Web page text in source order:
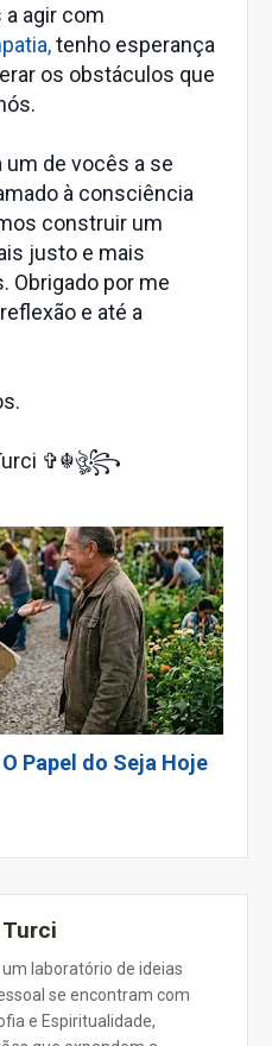
agir com
tenho esperança
os obstáculos que
um de vocês a se
à consciência
construir um
justo e mais
Obrigado por me
e até a
✞☬ঔৣ꧂
Papel do Seja Hoje
laboratório de ideias
se encontram com
e Espiritualidade,